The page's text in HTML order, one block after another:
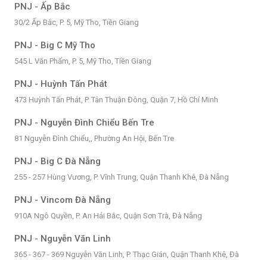
PNJ - Ấp Bắc
30/2 Ấp Bắc, P. 5, Mỹ Tho, Tiền Giang
PNJ - Big C Mỹ Tho
545 L Văn Phẩm, P. 5, Mỹ Tho, Tiền Giang
PNJ - Huỳnh Tấn Phát
473 Huỳnh Tấn Phát, P. Tân Thuận Đông, Quận 7, Hồ Chí Minh
PNJ - Nguyễn Đình Chiểu Bến Tre
81 Nguyễn Đình Chiểu,, Phường An Hội, Bến Tre
PNJ - Big C Đà Nẵng
255 - 257 Hùng Vương, P. Vĩnh Trung, Quận Thanh Khê, Đà Nẵng
PNJ - Vincom Đà Nẵng
910A Ngô Quyền, P. An Hải Bắc, Quận Sơn Trà, Đà Nẵng
PNJ - Nguyễn Văn Linh
365 - 367 - 369 Nguyễn Văn Linh, P. Thạc Gián, Quận Thanh Khê, Đà